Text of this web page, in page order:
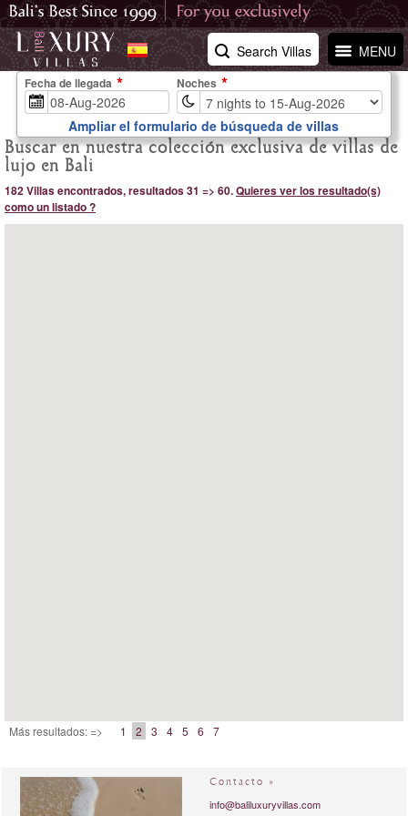
MENU
Search Villas
Buscar en nuestra colección exclusiva de villas de
lujo en Bali
182 Villas encontrados, resultados 31 => 60.Quieres ver los resultado(s)
como un listado ?
Más resultados: => 1 2 3 4 5 6 7
Contacto »
info@baliluxuryvillas.com
Fecha de llegada Noches
Ampliar el formulario de búsqueda de villas